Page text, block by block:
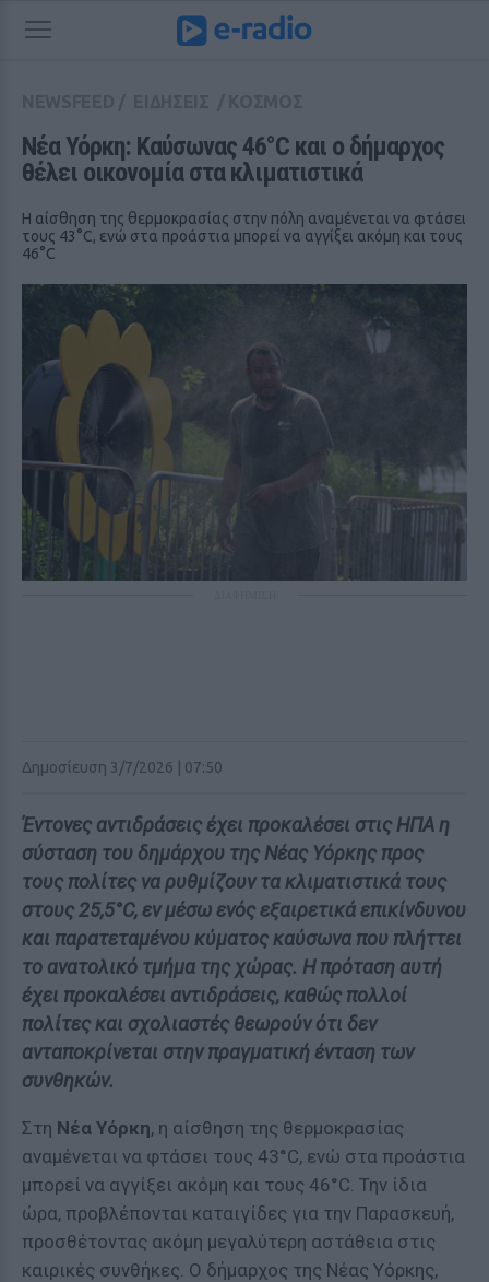
Νέα Υόρκη: Καύσωνας 46°C και ο δήμαρχος
θέλει οικονομία στα κλιματιστικά
Η αίσθηση της θερμοκρασίας στην πόλη αναμένεται να φτάσει
τους 43°C, ενώ στα προάστια μπορεί να αγγίξει ακόμη και τους
46°C
Δημοσίευση 3/7/2026 | 07:50
Έντονες αντιδράσεις έχει προκαλέσει στις ΗΠΑ η
σύσταση του δημάρχου της Νέας Υόρκης προς
τους πολίτες να ρυθμίζουν τα κλιματιστικά τους
στους 25,5°C, εν μέσω ενός εξαιρετικά επικίνδυνου
και παρατεταμένου κύματος καύσωνα που πλήττει
το ανατολικό τμήμα της χώρας. Η πρόταση αυτή
έχει προκαλέσει αντιδράσεις, καθώς πολλοί
πολίτες και σχολιαστές θεωρούν ότι δεν
ανταποκρίνεται στην πραγματική ένταση των
συνθηκών.
Στη Νέα Υόρκη, η αίσθηση της θερμοκρασίας
αναμένεται να φτάσει τους 43°C, ενώ στα προάστια
μπορεί να αγγίξει ακόμη και τους 46°C. Την ίδια
ώρα, προβλέπονται καταιγίδες για την Παρασκευή,
προσθέτοντας ακόμη μεγαλύτερη αστάθεια στις
καιρικές συνθήκες. Ο δήμαρχος της Νέας Υόρκης,